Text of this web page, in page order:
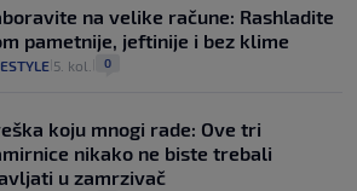
na velike račune: Rashladite
pametnije, jeftinije i bez klime
5. kol. 0
koju mnogi rade: Ove tri
nikako ne biste trebali
u zamrzivač